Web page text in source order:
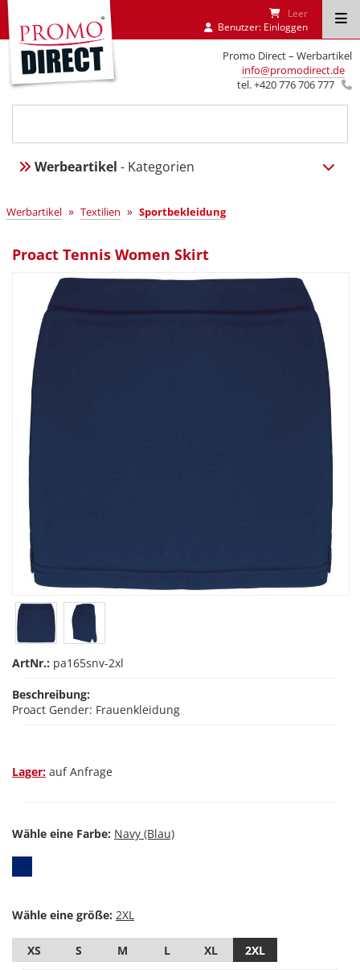
Promo Direct – Werbartikel
info@promodirect.de
tel. +420 776 706 777
Leer
Benutzer: Einloggen
Werbeartikel - Kategorien
Werbartikel » Textilien » Sportbekleidung
Proact Tennis Women Skirt
ArtNr.: pa165snv-2xl
Beschreibung:
Proact Gender: Frauenkleidung
Lager: auf Anfrage
Wähle eine Farbe:
Wähle eine größe:
XS S M L XL 2XL